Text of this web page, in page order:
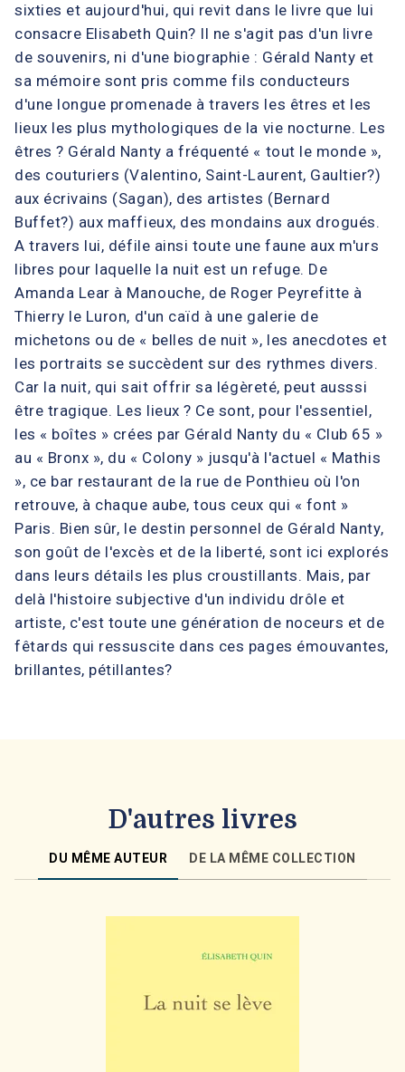
sixties et aujourd'hui, qui revit dans le livre que lui
consacre Elisabeth Quin? Il ne s'agit pas d'un livre
de souvenirs, ni d'une biographie : Gérald Nanty et
sa mémoire sont pris comme fils conducteurs
d'une longue promenade à travers les êtres et les
lieux les plus mythologiques de la vie nocturne. Les
êtres ? Gérald Nanty a fréquenté « tout le monde »,
des couturiers (Valentino, Saint-Laurent, Gaultier?)
aux écrivains (Sagan), des artistes (Bernard
Buffet?) aux maffieux, des mondains aux drogués.
A travers lui, défile ainsi toute une faune aux m'urs
libres pour laquelle la nuit est un refuge. De
Amanda Lear à Manouche, de Roger Peyrefitte à
Thierry le Luron, d'un caïd à une galerie de
michetons ou de « belles de nuit », les anecdotes et
les portraits se succèdent sur des rythmes divers.
Car la nuit, qui sait offrir sa légèreté, peut ausssi
être tragique. Les lieux ? Ce sont, pour l'essentiel,
les « boîtes » crées par Gérald Nanty du « Club 65 »
au « Bronx », du « Colony » jusqu'à l'actuel « Mathis
», ce bar restaurant de la rue de Ponthieu où l'on
retrouve, à chaque aube, tous ceux qui « font »
Paris. Bien sûr, le destin personnel de Gérald Nanty,
son goût de l'excès et de la liberté, sont ici explorés
dans leurs détails les plus croustillants. Mais, par
delà l'histoire subjective d'un individu drôle et
artiste, c'est toute une génération de noceurs et de
fêtards qui ressuscite dans ces pages émouvantes,
brillantes, pétillantes?
D'autres livres
DU MÊME AUTEUR DE LA MÊME COLLECTION